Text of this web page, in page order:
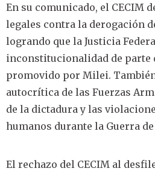
En su comunicado, el CECIM
legales contra la derogación
logrando que la Justicia
inconstitucionalidad de parte
promovido por Milei.
autocrítica de las Fuerzas
de la dictadura y las
humanos durante la Guerra
El rechazo del CECIM al